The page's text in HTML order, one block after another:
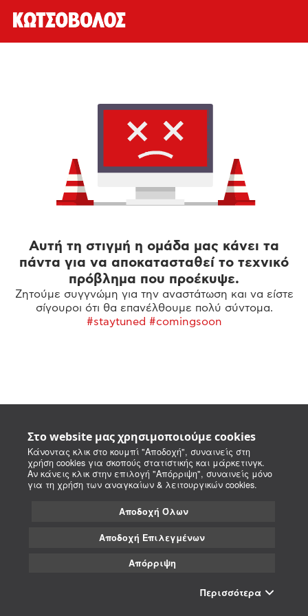
Στο website μας χρησιμοποιούμε cookies
Κάνοντας κλικ στο κουμπί "Αποδοχή", συναινείς στη
χρήση cookies για σκοπούς στατιστικής και μάρκετινγκ.
Αν κάνεις κλικ στην επιλογή "Απόρριψη", συναινείς μόνο
για τη χρήση των αναγκαίων & λειτουργικών cookies.
Αποδοχή Όλων
Αποδοχή Επιλεγμένων
Απόρριψη
Περισσότερα
Αυτή τη στιγμή η ομάδα μας κάνει τα
πάντα για να αποκατασταθεί το τεχνικό
πρόβλημα που προέκυψε.
Ζητούμε συγγνώμη για την αναστάτωση και να είστε
σίγουροι ότι θα επανέλθουμε πολύ σύντομα.
#staytuned #comingsoon